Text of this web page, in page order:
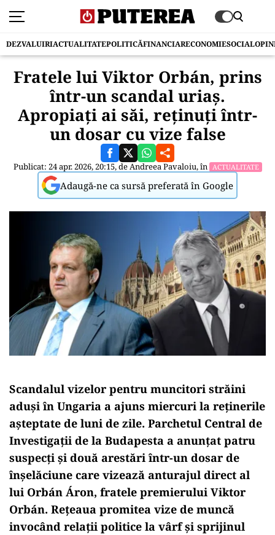
DEZVALUIRIACTUALITATEPOLITICĂFINANCIARECONOMIESOCIAL
Fratele lui Viktor Orbán, prins
într-un scandal uriaș.
Apropiați ai săi, reținuți într-
un dosar cu vize false
Publicat: 24 apr. 2026, 20:15, deAndreea Pavaloiu, în ACTUALITATE
Adaugă-ne ca sursă preferată în Google
Scandalul vizelor pentru muncitori străini
aduși în Ungaria a ajuns miercuri la reținerile
așteptate de luni de zile. Parchetul Central de
Investigații de la Budapesta a anunțat patru
suspecți și două arestări într-un dosar de
înșelăciune care vizează anturajul direct al
lui Orbán Áron, fratele premierului Viktor
Orbán. Rețeaua promitea vize de muncă
invocând relații politice la vârf și sprijinul